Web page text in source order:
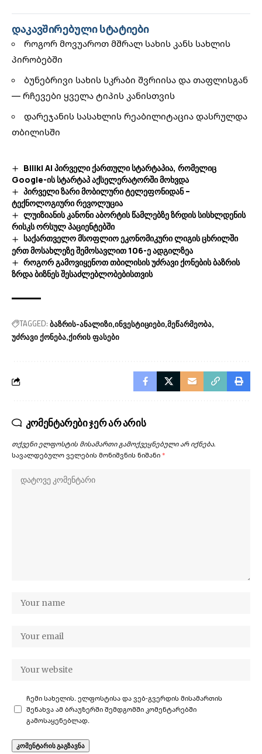
დაკავშირებული სტატიები
როგორ მოვუაროთ მშრალ სახის კანს სახლის
პირობებში
ბუნებრივი სახის სკრაბი შვრიისა და თაფლისგან
— რჩევები ყველა ტიპის კანისთვის
დარეჯანის სასახლის რეაბილიტაცია დასრულდა
თბილისში
Biliki AI პირველი ქართული სტარტაპია, რომელიც
Google-ის სტარტაპ აქსელერატორში მოხვდა
პირველი ზარი მობილური ტელეფონიდან –
ტექნოლოგიური რევოლუცია
ლუიზიანის კანონი აბორტის წამლებზე ზრდის სისხლდენის
რისკს ორსულ პაციენტებში
საქართველო მსოფლიო ეკონომიკური ლიგის ცხრილში
ერთ მოსახლეზე შემოსავლით 106-ე ადგილზეა
როგორ გამოვიყენოთ თბილისის უძრავი ქონების ბაზრის
ზრდა ბიზნეს შესაძლებლობებისთვის
TAGGED: ბაზრის-ანალიზი ინვესტიციები მეწარმეობა
უძრავი ქონება ქირის ფასები
კომენტარები ჯერ არ არის
თქვენი ელფოსტის მისამართი გამოქვეყნებული არ იქნება.
სავალდებულო ველების მონიშვნის ნიშანი *
ჩემი სახელის. ელფოსტისა და ვებ-გვერდის მისამართის
შენახვა ამ ბრაუზერში შემდგომში კომენტარებში
გამოსაყენებლად.